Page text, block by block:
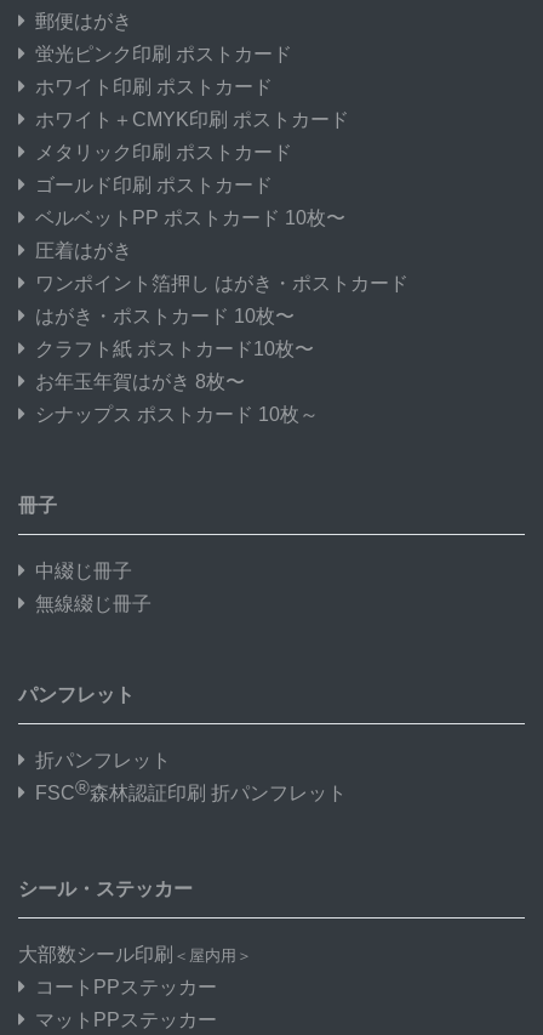
郵便はがき
蛍光ピンク印刷 ポストカード
ホワイト印刷 ポストカード
ホワイト＋CMYK印刷 ポストカード
メタリック印刷 ポストカード
ゴールド印刷 ポストカード
ベルベットPP ポストカード 10枚〜
圧着はがき
ワンポイント箔押し はがき・ポストカード
はがき・ポストカード 10枚〜
クラフト紙 ポストカード10枚〜
お年玉年賀はがき 8枚〜
シナップス ポストカード 10枚～
冊子
中綴じ冊子
無線綴じ冊子
パンフレット
折パンフレット
FSC®森林認証印刷 折パンフレット
シール・ステッカー
大部数シール印刷 ＜屋内用＞
コートPPステッカー
マットPPステッカー